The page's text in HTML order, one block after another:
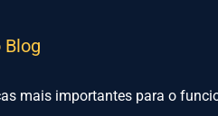
mais importantes para o